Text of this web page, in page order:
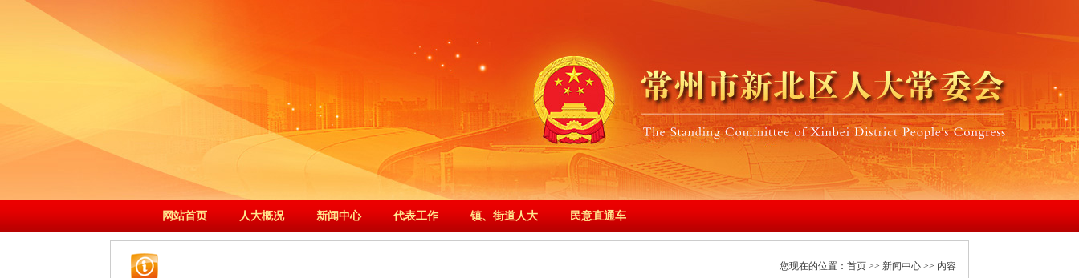
网站首页 人大概况 新闻中心 代表工作 镇、街道人大 民意直通车
您现在的位置： 首页 >> 新闻中心 >> 内容